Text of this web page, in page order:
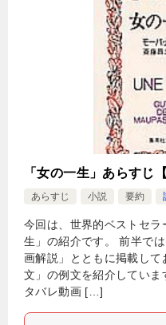
「女の一生」あらすじ
あらすじ 小説 要約
今回は、世界的ベストセ
生」の紹介です。 前半で
画解説」とともに掲載し
文」の例文を紹介してい
タバレ動画 […]